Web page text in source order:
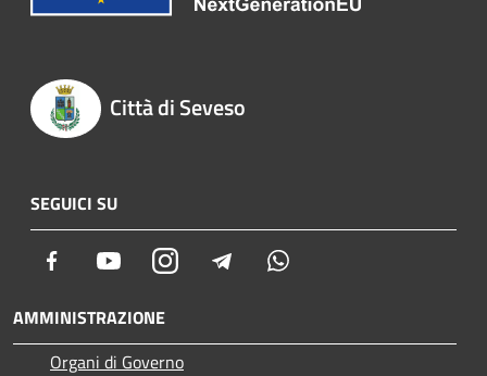
Città di Seveso
SEGUICI SU
Facebook YoutubeInstagram Telegram
AMMINISTRAZIONE
Organi di Governo